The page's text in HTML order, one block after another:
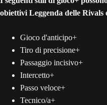
obiettivi Leggenda delle
Gioco d'anticipo+
Tiro di precisione+
Passaggio incisivo+
Intercetto+
Passo veloce+
Tecnico/a+